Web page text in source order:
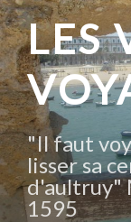
Aller
au
contenu
principal
LES
"Il faut
lisser sa
d'aultruy"
1595